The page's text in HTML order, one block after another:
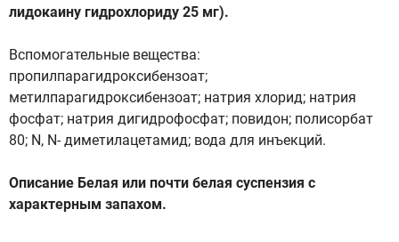
лидокаину гидрохлориду 25 мг).
Вспомогательные вещества:
пропилпарагидроксибензоат;
метилпарагидроксибензоат; натрия хлорид; натрия
фосфат; натрия дигидрофосфат; повидон; полисорбат
80; N, N- диметилацетамид; вода для инъекций.
Описание Белая или почти белая суспензия с
характерным запахом.